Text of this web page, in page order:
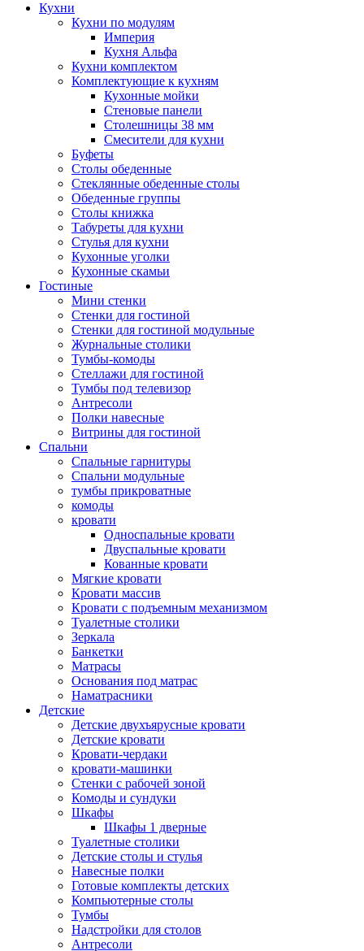
Кухни
Кухни по модулям
Империя
Кухня Альфа
Кухни комплектом
Комплектующие к кухням
Кухонные мойки
Стеновые панели
Столешницы 38 мм
Смесители для кухни
Буфеты
Столы обеденные
Стеклянные обеденные столы
Обеденные группы
Столы книжка
Табуреты для кухни
Стулья для кухни
Кухонные уголки
Кухонные скамьи
Гостиные
Мини стенки
Стенки для гостиной
Стенки для гостиной модульные
Журнальные столики
Тумбы-комоды
Стеллажи для гостиной
Тумбы под телевизор
Антресоли
Полки навесные
Витрины для гостиной
Спальни
Спальные гарнитуры
Спальни модульные
тумбы прикроватные
комоды
кровати
Односпальные кровати
Двуспальные кровати
Кованные кровати
Мягкие кровати
Кровати массив
Кровати с подъемным механизмом
Туалетные столики
Зеркала
Банкетки
Матрасы
Основания под матрас
Наматрасники
Детские
Детские двухъярусные кровати
Детские кровати
Кровати-чердаки
кровати-машинки
Стенки с рабочей зоной
Комоды и сундуки
Шкафы
Шкафы 1 дверные
Туалетные столики
Детские столы и стулья
Навесные полки
Готовые комплекты детских
Компьютерные столы
Тумбы
Надстройки для столов
Антресоли